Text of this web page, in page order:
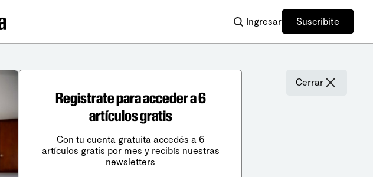
Ingresar Suscribite
Cerrar
Registrate para acceder a 6
artículos gratis
Con tu cuenta gratuita accedés a 6
artículos gratis por mes y recibís nuestras
newsletters